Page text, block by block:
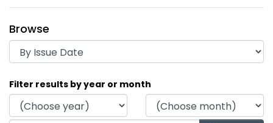
Browse
Browsing Eventos
Filter results by year or month